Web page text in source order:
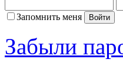
Запомнить меня
Забыли